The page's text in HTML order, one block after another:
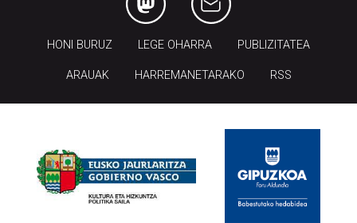
HONI BURUZ LEGE OHARRA PUBLIZITATEA
ARAUAK HARREMANETARAKO RSS